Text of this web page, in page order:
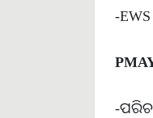
-
-